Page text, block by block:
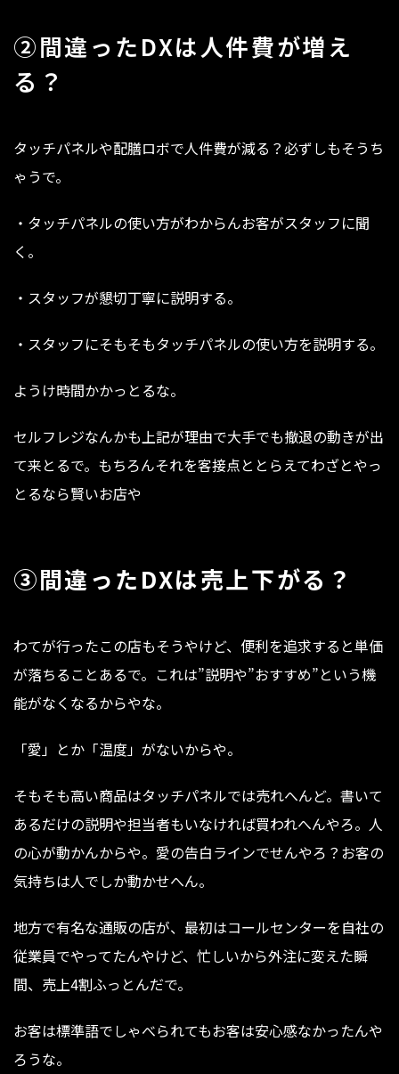
②間違ったDXは人件費が増え
る？
タッチパネルや配膳ロボで人件費が減る？必ずしもそうち
ゃうで。
・タッチパネルの使い方がわからんお客がスタッフに聞
く。
・スタッフが懇切丁寧に説明する。
・スタッフにそもそもタッチパネルの使い方を説明する。
ようけ時間かかっとるな。
セルフレジなんかも上記が理由で大手でも撤退の動きが出
て来とるで。もちろんそれを客接点ととらえてわざとやっ
とるなら賢いお店や
③間違ったDXは売上下がる？
わてが行ったこの店もそうやけど、便利を追求すると単価
が落ちることあるで。これは”説明や”おすすめ”という機
能がなくなるからやな。
「愛」とか「温度」がないからや。
そもそも高い商品はタッチパネルでは売れへんど。書いて
あるだけの説明や担当者もいなければ買われへんやろ。人
の心が動かんからや。愛の告白ラインでせんやろ？お客の
気持ちは人でしか動かせへん。
地方で有名な通販の店が、最初はコールセンターを自社の
従業員でやってたんやけど、忙しいから外注に変えた瞬
間、売上4割ふっとんだで。
お客は標準語でしゃべられてもお客は安心感なかったんや
ろうな。